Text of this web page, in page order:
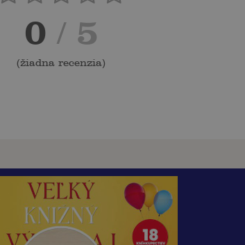
0 / 5
(žiadna recenzia)